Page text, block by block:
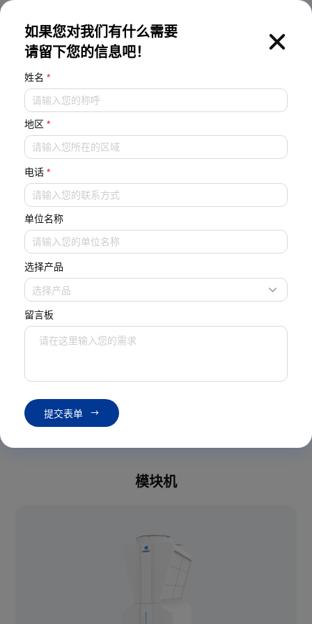
如果您对我们有什么需要
请留下您的信息吧！
姓名 *
地区 *
电话 *
单位名称
选择产品
选择产品
留言板
提交表单
首页 产品中心
无油磁悬浮冷水机
螺杆式冷水机
模块机
模块机